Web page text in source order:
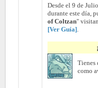
Desde el 9 de
durante este día,
of Coltzan"
[Ver Guía]
Tienes
como